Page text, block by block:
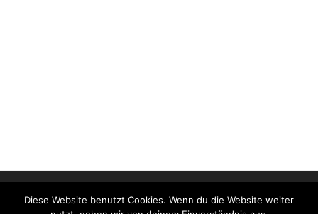
Copyright 2020
Ketokiste.de - Alles
rund um die
Powered by
WordPress
Diese Website benutzt Cookies. Wenn du die Website weiter